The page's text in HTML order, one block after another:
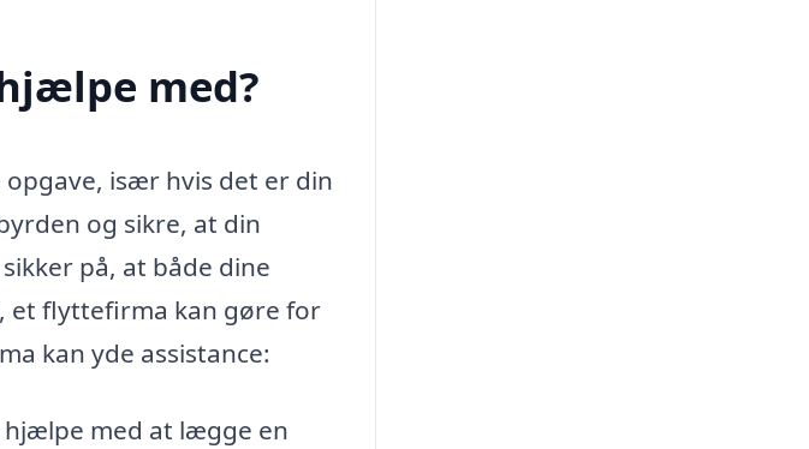
med?
især hvis det er din
og sikre, at din
på, at både dine
et flyttefirma kan gøre for
kan yde assistance:
med at lægge en